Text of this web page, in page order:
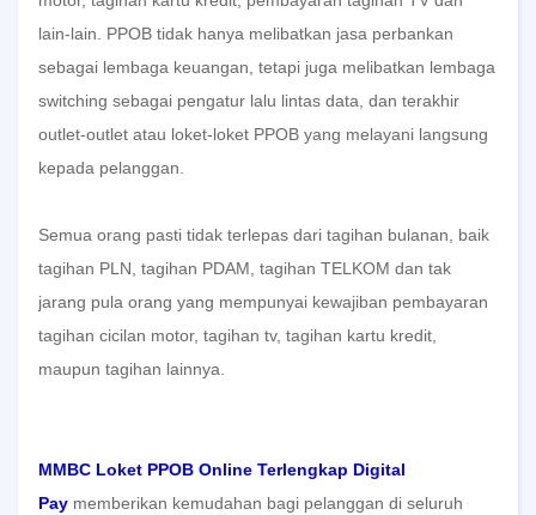
lain-lain. PPOB tidak hanya melibatkan jasa perbankan
sebagai lembaga keuangan, tetapi juga melibatkan lembaga
switching sebagai pengatur lalu lintas data, dan terakhir
outlet-outlet atau loket-loket PPOB yang melayani langsung
kepada pelanggan.
Semua orang pasti tidak terlepas dari tagihan bulanan, baik
tagihan PLN, tagihan PDAM, tagihan TELKOM dan tak
jarang pula orang yang mempunyai kewajiban pembayaran
tagihan cicilan motor, tagihan tv, tagihan kartu kredit,
maupun tagihan lainnya.
MMBC Loket PPOB Online Terlengkap Digital
Pay memberikan kemudahan bagi pelanggan di seluruh